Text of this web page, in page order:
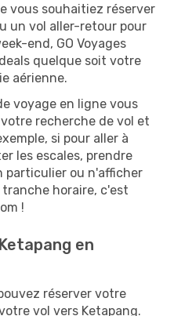
vous souhaitiez réserver
un vol aller-retour pour
end, GO Voyages
quelque soit votre
aérienne.
voyage en ligne vous
recherche de vol et
si pour aller à
les escales, prendre
particulier ou n'afficher
horaire, c'est
!
en
réserver votre
vol vers Ketapang.